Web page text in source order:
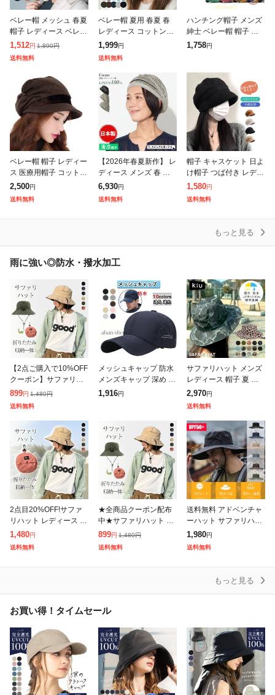
ベレー帽 メッシュ 春夏
帽子 レディース ベレー
帽 ざっくり 涼しい 調
節 夏用 サマーベレー
1,512円 1,890円
送料無料
ベレー帽 夏用 春夏 春
レディース コットンゆ
うメール便送料無料 ベ
レー 帽 帽子 大きめ お
ベレー
1,999円
送料無料
ハンチング帽子 メンズ
紳士 ベレー帽 帽子 ぼ
うし 大きめ ハンチング
1,758円
ベレー帽 帽子 レディー
ス 医療用帽子 コットン
肌に優しい 洗える 秋冬
綿 大きいサイズ 54-58c
2,500円
送料無料
【2026年春夏新作】 レ
ディース メンズ 春 夏
春夏 春用 夏用 麻100%
帽子 ニットベレー ベレ
6,930円
送料無料
帽子 キャスケット 日よ
け帽子 つば付き レディ
ース 春夏 夏用 クロッ
シェ 小顔効果 オーガニ
1,580円
送料無料
もっと見る
雨に強い◎防水・撥水加工
【2点ご購入で10%OFF
クーポン】サファリハ
ット レディース 折りた
たみ 帽子 収納一体 防
899円 1,480円
送料無料
メッシュキャップ 防水
メンズキャップ 深め 大
きいサイズ 58-63cm 調
1,916円
サファリハット メンズ
レディース 帽子 夏 春
防水 撥水 晴雨兼用 UV
カット ブランド wpc ki
2,970円
送料無料
2点目20%OFF!サファ
リハット レディース 折
りたたみ 帽子 収納一体
防水 撥水 コンパクト
1,480円
送料無料
★全商品クーポン配布
中★サファリハット レ
ディース 折りたたみ 帽
子 収納一体 防水 撥水
899円 1,480円
送料無料
送料無料 アドベンチャ
ーハット サファリハッ
ト メンズ レディース 1
2cm特大つば UPF50+
1,980円
送料無料
もっと見る
お買い得！タイムセール